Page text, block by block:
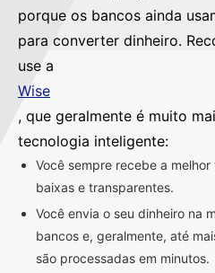
porque os bancos ainda
para converter dinheiro.
use a
Wise
, que geralmente é muito
tecnologia inteligente:
Você sempre recebe a
baixas e transparentes.
Você envia o seu dinheiro na
bancos e, geralmente, até
são processadas em minutos.